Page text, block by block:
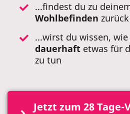
...findest du zu
Wohlbefinden zurück
...wirst du wissen,
dauerhaft etwas für
zu tun
Jetzt zum 28